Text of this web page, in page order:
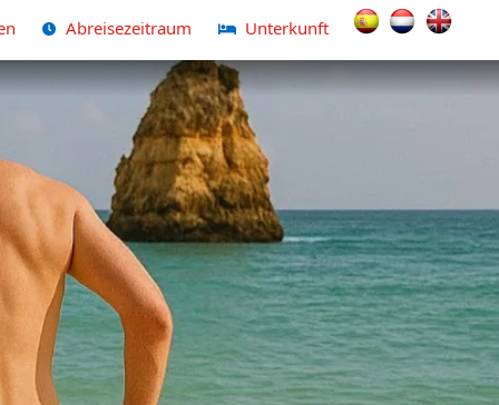
Sprache auswählen
Abreisezeitraum Unterkunft